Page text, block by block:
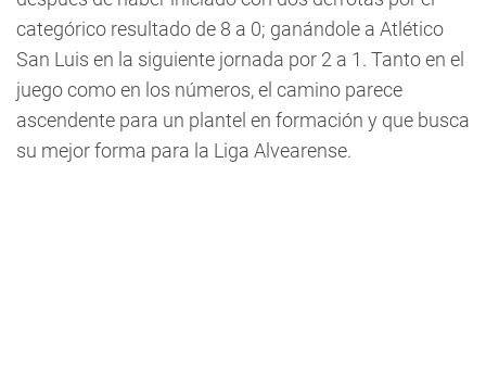
categórico resultado de 8 a 0; ganándole a Atlético
San Luis en la siguiente jornada por 2 a 1. Tanto en el
juego como en los números, el camino parece
ascendente para un plantel en formación y que busca
su mejor forma para la Liga Alvearense.